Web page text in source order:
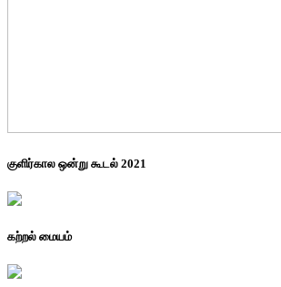
குளிர்கால ஒன்று கூடல் 2021
கற்றல் மையம்